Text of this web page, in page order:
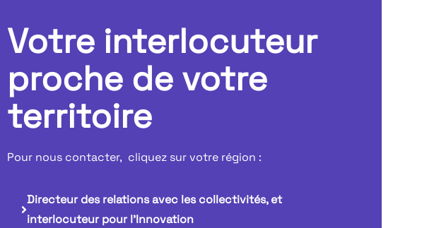
Votre interlocuteur
proche de votre
territoire
Pour nous contacter, cliquez sur votre région :
Directeur des relations avec les collectivités, et
interlocuteur pour l'Innovation